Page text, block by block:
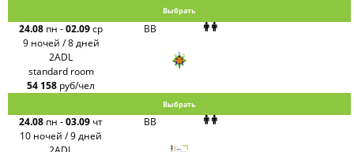
Выбрать
24.08 пн -02.09ср
9 ночей / 8 дней
BB
2ADL
standard room
54 158 руб/чел
Выбрать
24.08 пн -03.09 чт
10 ночей / 9 дней
BB